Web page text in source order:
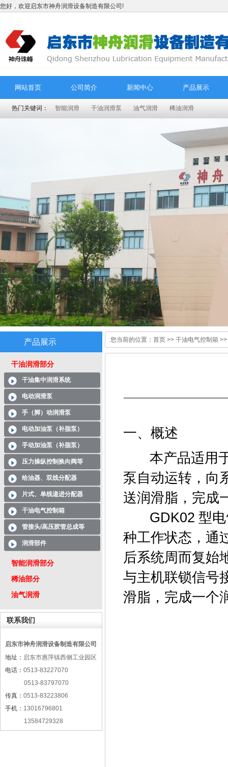
您好，欢迎启东市神舟润滑设备制造有限公司!
网站首页 公司简介 新闻中心 产品展示
热门关键词： 智能润滑 干油润滑泵 油气润滑 稀油润滑
产品展示
干油润滑部分
干油集中润滑系统
电动润滑泵
手（脚）动润滑泵
电动加油泵（补脂泵）
手动加油泵（补脂泵）
压力操纵控制换向阀等
给油器、双线分配器
片式、单线递进分配器
干油电气控制箱
管接头/高压胶管总成等
润滑部件
智能润滑部分
稀油部分
油气润滑
联系我们
启东市神舟润滑设备制造有限公司
地址： 启东市惠萍镇西侧工业园区
电话： 0513-83227070
0513-83797070
传真： 0513-83223806
手机： 13016796801
13584729328
您当前的位置： 首页 >> 干油电气控制箱
一、概述
本产品适用于
泵自动运转，向
送润滑脂，完成
GDK02 型电
种工作状态，通
后系统周而复始
与主机联锁信号
滑脂，完成一个